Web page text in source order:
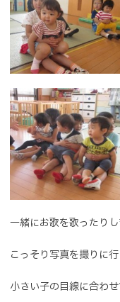
一緒にお歌を歌ったり
こっそり写真を撮りに行
小さい子の目線に合わ